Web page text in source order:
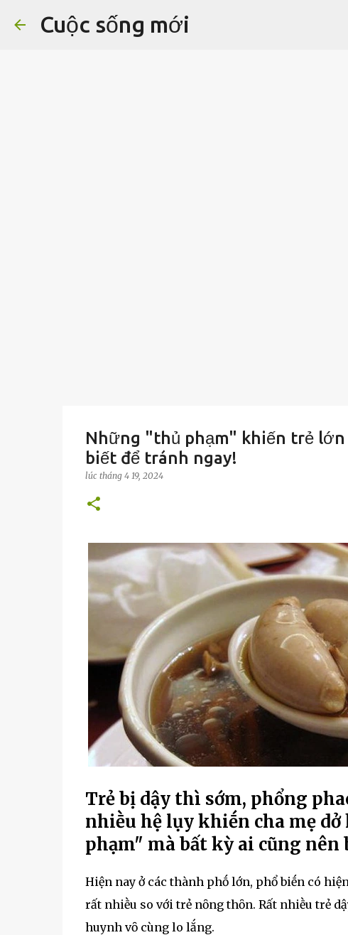
Cuộc sống mới
Những "thủ phạm" khiến trẻ
biết để tránh ngay!
lúc tháng 4 19, 2024
Trẻ bị dậy thì sớm, phổng
nhiḕu hệ lụy khiḗn cha mẹ
phạm" mà bất kỳ ai cũng nên
Hiện nay ở các thành phṓ lớn, phổ biḗn có
rất nhiḕu so với trẻ nȏng thȏn. Rất nhiḕu trẻ
huynh vȏ cùng lo lắng.